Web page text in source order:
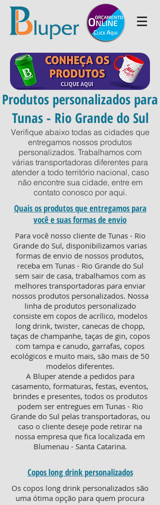
Produtos personalizados para
Tunas - Rio Grande do Sul
Verifique abaixo todas as cidades que
entregamos nossos produtos
personalizados. Trabalhamos com
várias transportadoras diferentes para
atender a todo território nacional, caso
não encontre sua cidade, entre em
contato conosco por aqui.
Para você nosso cliente de Tunas - Rio
Grande do Sul, disponibilizamos varias
formas de envio de nossos produtos,
receba em Tunas - Rio Grande do Sul
sem sair de casa, trabalhamos com as
melhores transportadoras para enviar
nossos produtos personalizados. Nossa
linha de produtos personalizado
consiste em copos de acrílico, modelos
long drink, twister, canecas de chopp,
taças de champanhe, taças de gin, copos
com tampa e canudo, garrafas, copos
ecológicos e muito mais, são mais de 50
modelos diferentes.
A Bluper atende a pedidos para
casamento, formaturas, festas, eventos,
brindes e presentes, todos os produtos
podem ser entregues em Tunas - Rio
Grande do Sul pelas transportadoras, ou
caso o cliente deseje pode retirar na
nossa empresa que fica localizada em
Blumenau - Santa Catarina.
Quais os produtos que entregamos para
você e suas formas de envio
Copos long drink personalizados
Os copos long drink personalizados são
uma ótima opção para quem procura